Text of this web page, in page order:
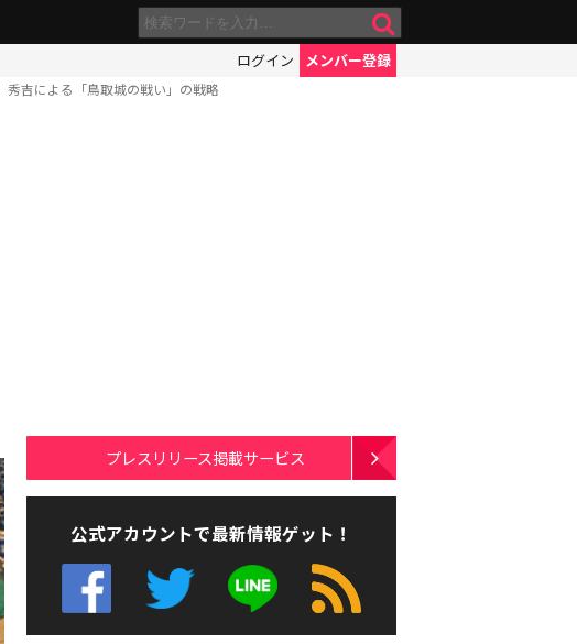
ログイン メンバー登録
吉による「鳥取城の戦い」の戦略
プレスリリース掲載サービス
公式アカウントで最新情報ゲット！